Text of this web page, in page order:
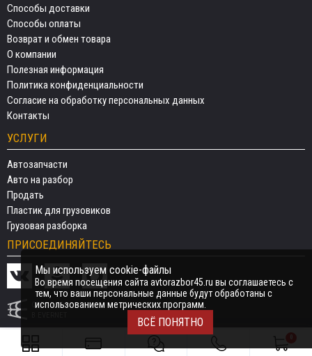
Способы доставки
Способы оплаты
Возврат и обмен товара
О компании
Полезная информация
Политика конфиденциальности
Согласие на обработку персональных данных
Контакты
УСЛУГИ
Автозапчасти
Авто на разбор
Продать
Пластик для грузовиков
Грузовая разборка
ПРИСОЕДИНЯЙТЕСЬ
СДЕЛАНО
Мы используем cookie-файлы
Во время посещения сайта avtorazbor45.ru вы соглашаетесь с
тем, что ваши персональные данные будут обработаны с
использованием метрических программ.
ВСЁ ПОНЯТНО